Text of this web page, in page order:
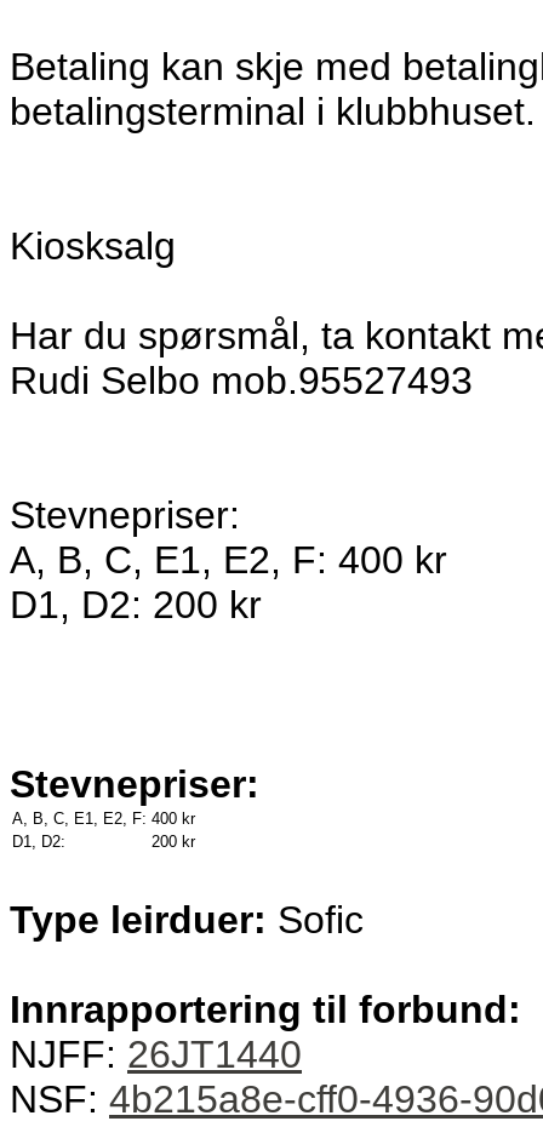
Betaling kan skje med
betalingsterminal i klubbhuset.
Kiosksalg
Har du spørsmål, ta kontakt
Rudi Selbo mob.95527493
Stevnepriser:
A, B, C, E1, E2, F: 400 kr
D1, D2: 200 kr
Stevnepriser:
A, B, C, E1, E2, F: 400 kr
D1, D2:
200 kr
Type leirduer: Sofic
Innrapportering til forbund:
NJFF: 26JT1440
NSF: 4b215a8e-cff0-4936-